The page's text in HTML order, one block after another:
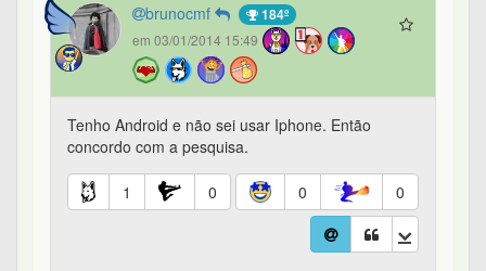
brunocmf 184º
em 03/01/2014 15:49
Tenho Android e não sei usar Iphone. Então
concordo com a pesquisa.
1 0 0 0